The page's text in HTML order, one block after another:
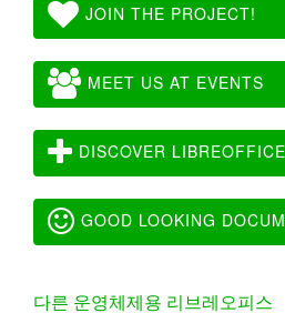
JOIN THE PROJECT!
MEET US AT EVENTS
DISCOVER LIBREOFFICE
GOOD LOOKING
다른 운영체제용 리브레오피스